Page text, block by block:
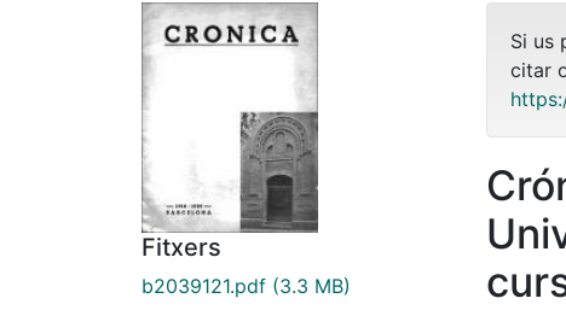
Fitxers
b2039121.pdf (3.3 MB)
Si us
citar